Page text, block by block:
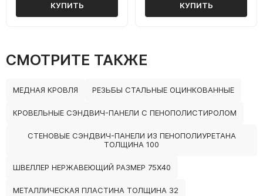
КУПИТЬ КУПИТЬ
СМОТРИТЕ ТАКЖЕ
МЕДНАЯ КРОВЛЯ РЕЗЬБЫ СТАЛЬНЫЕ ОЦИНКОВАННЫЕ
КРОВЕЛЬНЫЕ СЭНДВИЧ-ПАНЕЛИ С ПЕНОПОЛИСТИРОЛОМ
СТЕНОВЫЕ СЭНДВИЧ-ПАНЕЛИ ИЗ ПЕНОПОЛИУРЕТАНА
ТОЛЩИНА 100
ШВЕЛЛЕР НЕРЖАВЕЮЩИЙ РАЗМЕР 75Х40
МЕТАЛЛИЧЕСКАЯ ПЛАСТИНА ТОЛЩИНА 32